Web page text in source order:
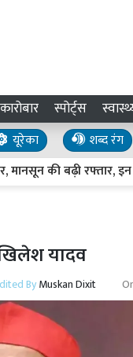
कारोबार स्पोर्ट्स
यूरेका शब्द रंग
की बढ़ी रफ्तार, इन जिलों
यादव
ByMuskan Dixit